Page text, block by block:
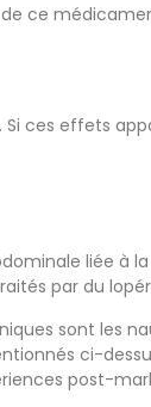
ce
ces effets
liée à
par du
sont les
ci-
post-